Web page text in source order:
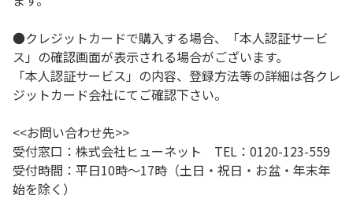
●クレジットカードで購入する場合、「本人認証サービ
ス」の確認画面が表示される場合がございます。
「本人認証サービス」の内容、登録方法等の詳細は各クレ
ジットカード会社にてご確認下さい。
<<お問い合わせ先>>
受付窓口：株式会社ヒューネット TEL：0120-123-559
受付時間：平日10時～17時（土日・祝日・お盆・年末年
始を除く）